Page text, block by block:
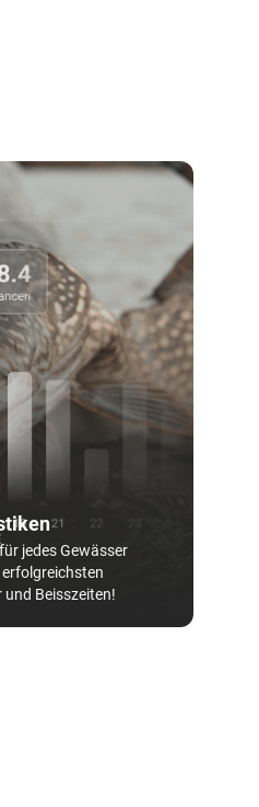
jedes Gewässer
Beisszeiten!